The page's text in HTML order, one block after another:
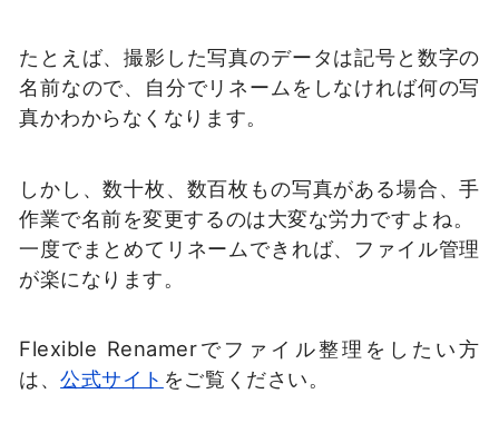
たとえば、撮影した写真のデータは記号と数字の
名前なので、自分でリネームをしなければ何の写
真かわからなくなります。
しかし、数十枚、数百枚もの写真がある場合、手
作業で名前を変更するのは大変な労力ですよね。
一度でまとめてリネームできれば、ファイル管理
が楽になります。
Flexible Renamerでファイル整理をしたい方
は、公式サイト をご覧ください。